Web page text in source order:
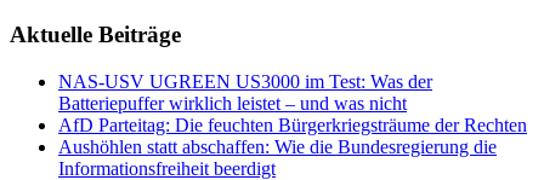
Aktuelle Beiträge
NAS-USV UGREEN US3000 im Test: Was der
Batteriepuffer wirklich leistet – und was nicht
AfD Parteitag: Die feuchten Bürgerkriegsträume der Rechten
Aushöhlen statt abschaffen: Wie die Bundesregierung die
Informationsfreiheit beerdigt